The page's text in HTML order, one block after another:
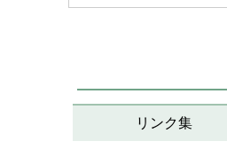
リンク集